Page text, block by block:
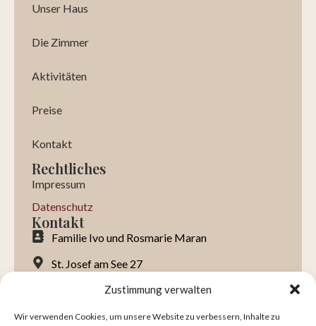
Zustimmung verwalten
Wir verwenden Cookies, um unsere Website zu verbessern, Inhalte zu
Unser Haus
Die Zimmer
Aktivitäten
Preise
Kontakt
Rechtliches
Impressum
Datenschutz
Kontakt
Familie Ivo und Rosmarie Maran
St. Josef am See 27
+39 0471 960 144